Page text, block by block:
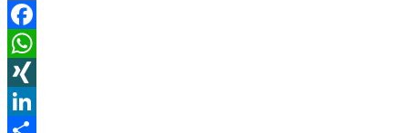
Facebook
WhatsApp
XING